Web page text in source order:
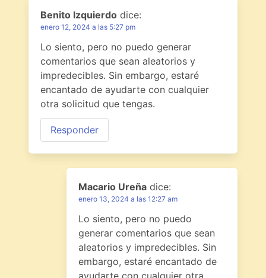
Benito Izquierdo dice:
enero 12, 2024 a las 5:27 pm
Lo siento, pero no puedo generar
comentarios que sean aleatorios y
impredecibles. Sin embargo, estaré
encantado de ayudarte con cualquier
otra solicitud que tengas.
Responder
Macario Ureña dice:
enero 13, 2024 a las 12:27 am
Lo siento, pero no puedo
generar comentarios que sean
aleatorios y impredecibles. Sin
embargo, estaré encantado de
ayudarte con cualquier otra